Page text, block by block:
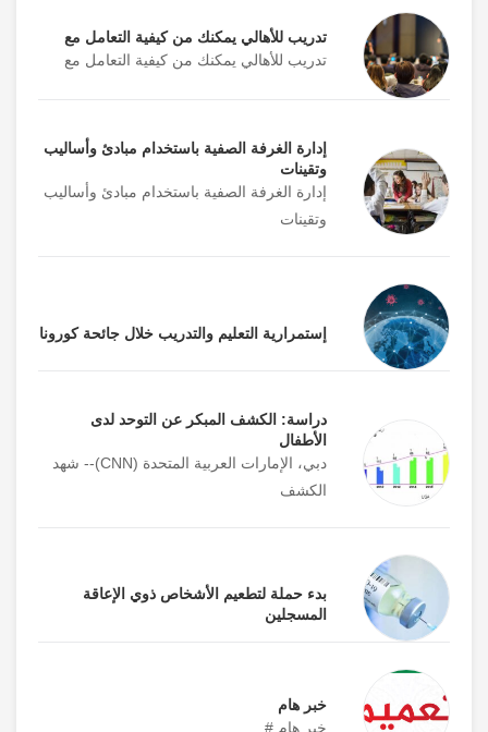
تدريب للأهالي يمكنك من كيفية التعامل مع
تدريب للأهالي يمكنك من كيفية التعامل مع
إدارة الغرفة الصفية باستخدام مبادئ وأساليب
وتقينات
إدارة الغرفة الصفية باستخدام مبادئ وأساليب
وتقينات
إستمرارية التعليم والتدريب خلال جائحة كورونا
دراسة: الكشف المبكر عن التوحد لدى
الأطفال
دبي، الإمارات العربية المتحدة (CNN)-- شهد
الكشف
بدء حملة لتطعيم الأشخاص ذوي الإعاقة
المسجلين
خبر هام
خبر هام #